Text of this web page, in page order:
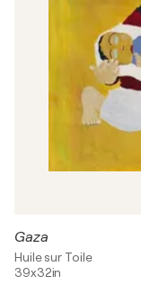
Gaza
Huile sur Toile
39x32in